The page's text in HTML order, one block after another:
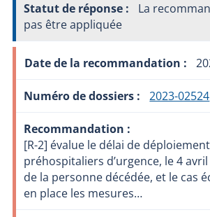
La
pas être appliquée
2023-02524
[R-2] évalue le délai de
préhospitaliers d’urgence, le 4
de la personne décédée, et le cas
en place les mesures…